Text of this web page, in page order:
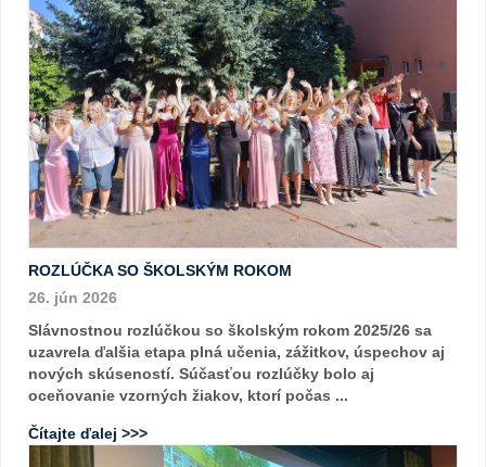
ROZLÚČKA SO ŠKOLSKÝM ROKOM
26. jún 2026
Slávnostnou rozlúčkou so školským rokom 2025/26 sa
uzavrela ďalšia etapa plná učenia, zážitkov, úspechov aj
nových skúseností. Súčasťou rozlúčky bolo aj
oceňovanie vzorných žiakov, ktorí počas ...
Čítajte ďalej >>>